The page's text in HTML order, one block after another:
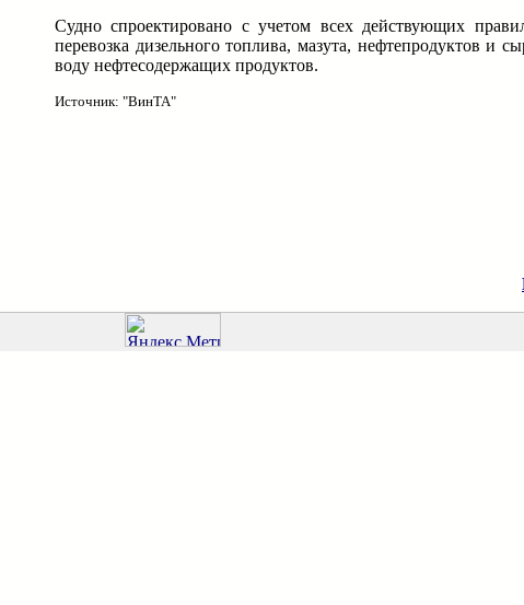
Судно спроектировано с учетом всех действующих
перевозка дизельного топлива, мазута, нефтепродуктов
воду нефтесодержащих продуктов.
Источник: "ВинТА"